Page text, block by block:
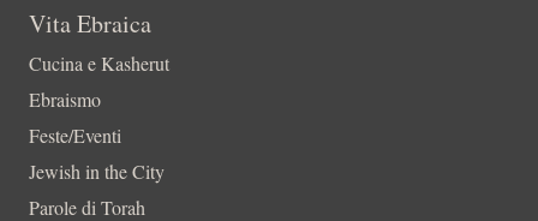
Vita Ebraica
Cucina e Kasherut
Ebraismo
Feste/Eventi
Jewish in the City
Parole di Torah